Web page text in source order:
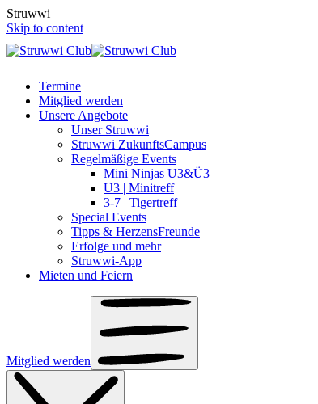
Struwwi
Skip to content
Termine
Mitglied werden
Unsere Angebote
Unser Struwwi
Struwwi ZukunftsCampus
Regelmäßige Events
Mini Ninjas U3&Ü3
U3 | Minitreff
3-7 | Tigertreff
Special Events
Tipps & HerzensFreunde
Erfolge und mehr
Struwwi-App
Mieten und Feiern
Mitglied werden